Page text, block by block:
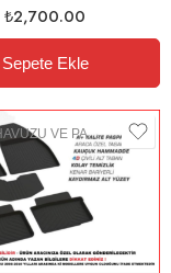
₺2,700.00
Sepete Ekle
BAGAJ HAVUZU VE PASPAS